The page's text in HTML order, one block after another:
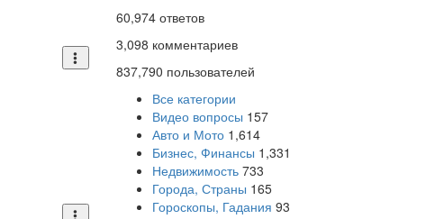
60,974ответов
3,098 комментариев
837,790 пользователей
Все категории
Видео вопросы 157
Авто и Мото 1,614
Бизнес, Финансы 1,331
Недвижимость 733
Города, Страны 165
Гороскопы, Гадания 93